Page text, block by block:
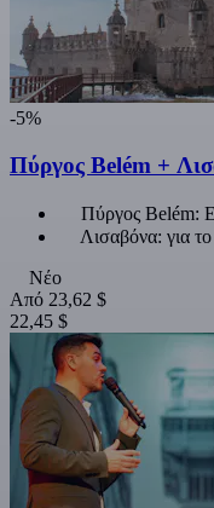
-5%
Πύργος Belém +
Πύργος Belém:
Λισαβόνα: για
Νέο
Από 23,62 $
22,45 $